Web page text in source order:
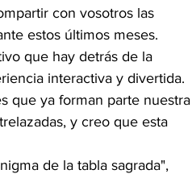
con vosotros las
estos últimos meses.
que hay detrás de la
interactiva y divertida.
que ya forman parte nuestra
y creo que esta
de la tabla sagrada",